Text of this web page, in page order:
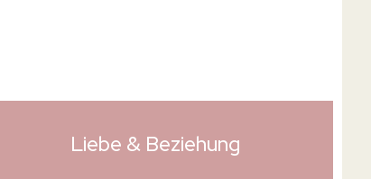
Liebe & Beziehung